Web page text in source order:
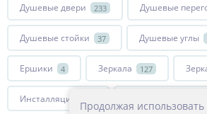
Душевые двери 233 Душевые
Душевые стойки 37 Душевые углы
Ершики 4 Зеркала 127
Инсталляции
Продолжая